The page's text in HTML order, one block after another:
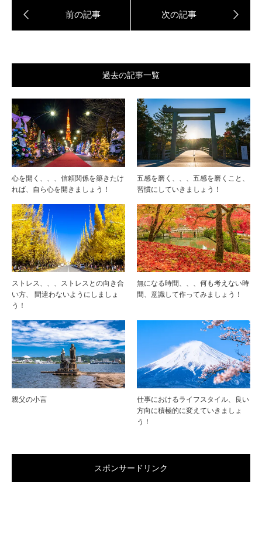
過去の記事一覧
心を開く、、、信頼関係を築きたけ
れば、自ら心を開きましょう！
五感を磨く、、、五感を磨くこと、
習慣にしていきましょう！
ストレス、、、ストレスとの向き合
い方、 間違わないようにしましょ
う！
無になる時間、、、何も考えない時
間、意識して作ってみましょう！
親父の小言
仕事におけるライフスタイル、良い
方向に積極的に変えていきましょ
う！
スポンサードリンク